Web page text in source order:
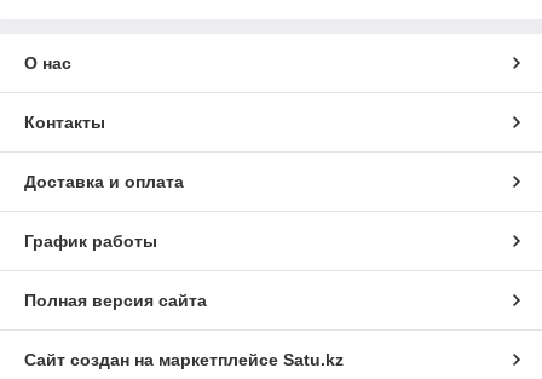
О нас
Контакты
Доставка и оплата
График работы
Полная версия сайта
Сайт создан на маркетплейсе Satu.kz